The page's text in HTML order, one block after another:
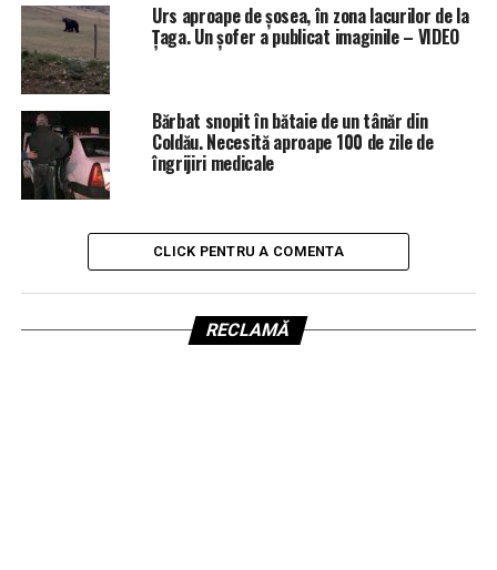
Urs aproape de șosea, în zona lacurilor de la
Țaga. Un șofer a publicat imaginile – VIDEO
Bărbat snopit în bătaie de un tânăr din
Coldău. Necesită aproape 100 de zile de
îngrijiri medicale
CLICK PENTRU A COMENTA
RECLAMĂ